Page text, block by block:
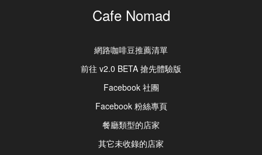
Cafe Nomad
網路咖啡豆推薦清單
前往 v2.0 BETA 搶先體驗版
Facebook 社團
Facebook 粉絲專頁
餐廳類型的店家
其它未收錄的店家